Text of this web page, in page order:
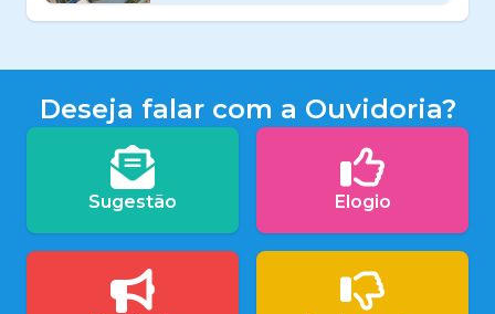
Deseja falar com a Ouvidoria?
Sugestão Elogio